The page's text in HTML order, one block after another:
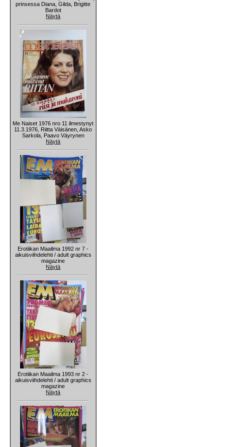
prinsessa Diana, Gilda, Brigitte
Bardot
Näytä
Me Naiset 1976 nro 11 ilmestynyt
11.3.1976, Riitta Väisänen, Asko
Sarkola, Paavo Väyrynen
Näytä
Erotiikan Maailma 1992 nr 7 -
aikuisviihdelehti / adult graphics
magazine
Näytä
Erotiikan Maailma 1993 nr 2 -
aikuisviihdelehti / adult graphics
magazine
Näytä